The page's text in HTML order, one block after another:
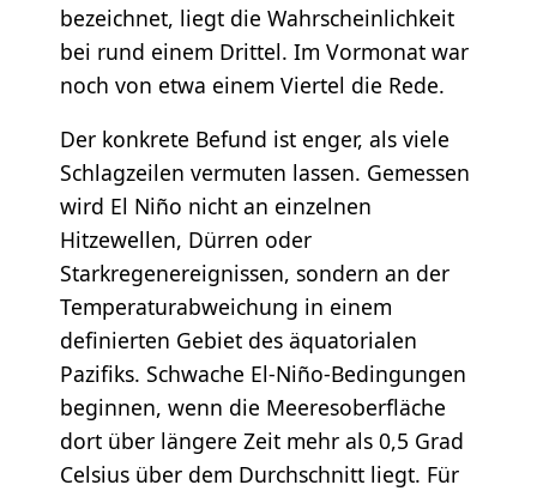
bezeichnet, liegt die Wahrscheinlichkeit
bei rund einem Drittel. Im Vormonat war
noch von etwa einem Viertel die Rede.
Der konkrete Befund ist enger, als viele
Schlagzeilen vermuten lassen. Gemessen
wird El Niño nicht an einzelnen
Hitzewellen, Dürren oder
Starkregenereignissen, sondern an der
Temperaturabweichung in einem
definierten Gebiet des äquatorialen
Pazifiks. Schwache El-Niño-Bedingungen
beginnen, wenn die Meeresoberfläche
dort über längere Zeit mehr als 0,5 Grad
Celsius über dem Durchschnitt liegt. Für